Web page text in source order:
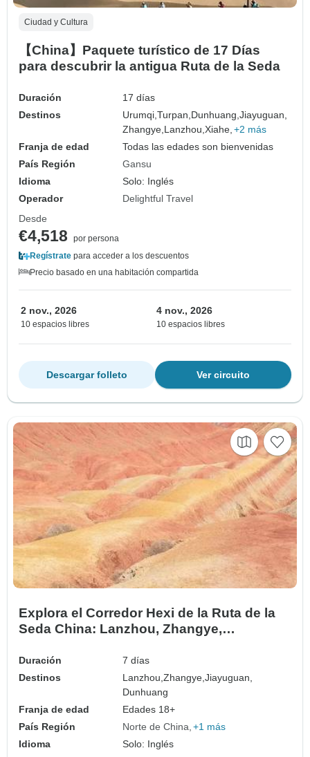
Ciudad y Cultura
【China】Paquete turístico de 17 Días
para descubrir la antigua Ruta de la Seda
Duración
17 días
Destinos
Urumqi,Turpan,Dunhuang,Jiayuguan,
Zhangye,Lanzhou,Xiahe, +2 más
Franja de edad
Todas las edades son bienvenidas
País Región
Gansu
Idioma
Solo: Inglés
Operador
Delightful Travel
Desde
€4,518
por persona
Regístrate para acceder a los descuentos
Precio basado en una habitación compartida
2 nov., 2026
10 espacios libres
4 nov., 2026
10 espacios libres
Ver circuito
Descargar folleto
Explora el Corredor Hexi de la Ruta de la
Seda China: Lanzhou, Zhangye,
Duración
7 días
Destinos
Lanzhou,Zhangye,Jiayuguan,
Dunhuang
Franja de edad
Edades 18+
País Región
Norte de China +1 más
Idioma
Solo: Inglés